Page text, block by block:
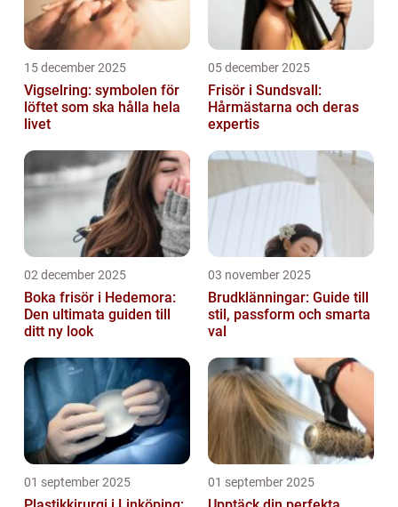
15 december 2025
Vigselring: symbolen för
löftet som ska hålla hela
livet
05 december 2025
Frisör i Sundsvall:
Hårmästarna och deras
expertis
02 december 2025
Boka frisör i Hedemora:
Den ultimata guiden till
ditt ny look
03 november 2025
Brudklänningar: Guide till
stil, passform och smarta
val
01 september 2025 01 september 2025